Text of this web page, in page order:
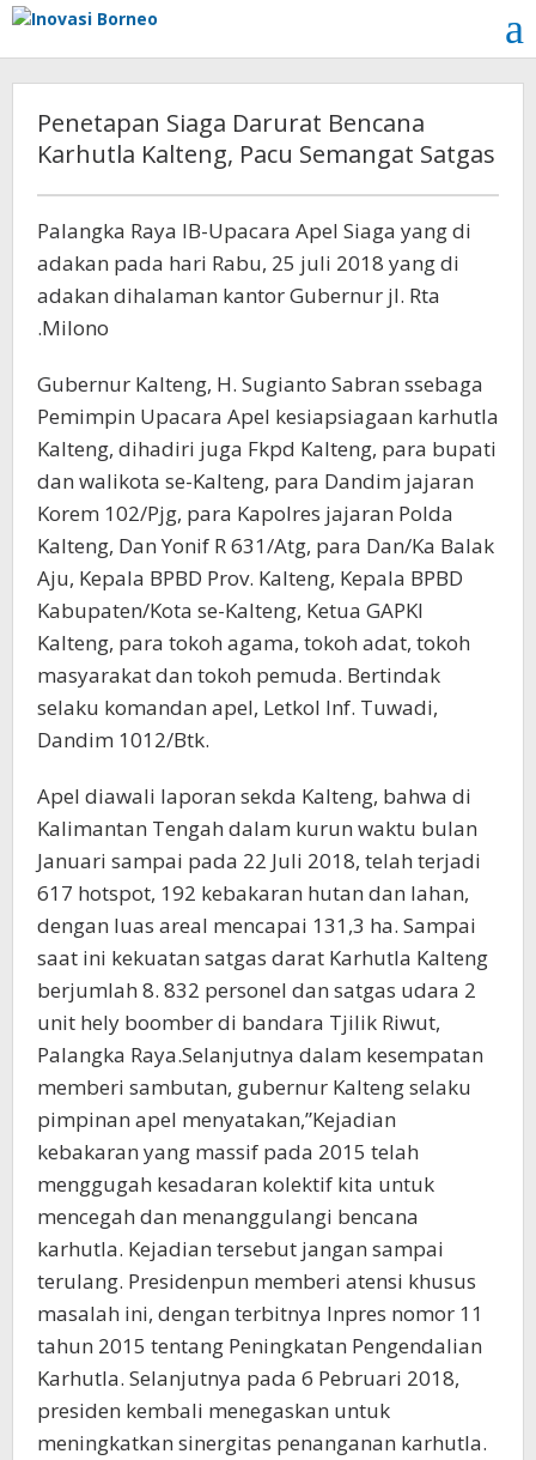
Lewati
konten
Penetapan Siaga Darurat Bencana
Karhutla Kalteng, Pacu Semangat Satgas
Palangka Raya IB-Upacara Apel Siaga yang di
adakan pada hari Rabu, 25 juli 2018 yang di
adakan dihalaman kantor Gubernur jl. Rta
.Milono
Gubernur Kalteng, H. Sugianto Sabran ssebaga
Pemimpin Upacara Apel kesiapsiagaan karhutla
Kalteng, dihadiri juga Fkpd Kalteng, para bupati
dan walikota se-Kalteng, para Dandim jajaran
Korem 102/Pjg, para Kapolres jajaran Polda
Kalteng, Dan Yonif R 631/Atg, para Dan/Ka Balak
Aju, Kepala BPBD Prov. Kalteng, Kepala BPBD
Kabupaten/Kota se-Kalteng, Ketua GAPKI
Kalteng, para tokoh agama, tokoh adat, tokoh
masyarakat dan tokoh pemuda. Bertindak
selaku komandan apel, Letkol Inf. Tuwadi,
Dandim 1012/Btk.
Apel diawali laporan sekda Kalteng, bahwa di
Kalimantan Tengah dalam kurun waktu bulan
Januari sampai pada 22 Juli 2018, telah terjadi
617 hotspot, 192 kebakaran hutan dan lahan,
dengan luas areal mencapai 131,3 ha. Sampai
saat ini kekuatan satgas darat Karhutla Kalteng
berjumlah 8. 832 personel dan satgas udara 2
unit hely boomber di bandara Tjilik Riwut,
Palangka Raya.Selanjutnya dalam kesempatan
memberi sambutan, gubernur Kalteng selaku
pimpinan apel menyatakan,”Kejadian
kebakaran yang massif pada 2015 telah
menggugah kesadaran kolektif kita untuk
mencegah dan menanggulangi bencana
karhutla. Kejadian tersebut jangan sampai
terulang. Presidenpun memberi atensi khusus
masalah ini, dengan terbitnya Inpres nomor 11
tahun 2015 tentang Peningkatan Pengendalian
Karhutla. Selanjutnya pada 6 Pebruari 2018,
presiden kembali menegaskan untuk
meningkatkan sinergitas penanganan karhutla.